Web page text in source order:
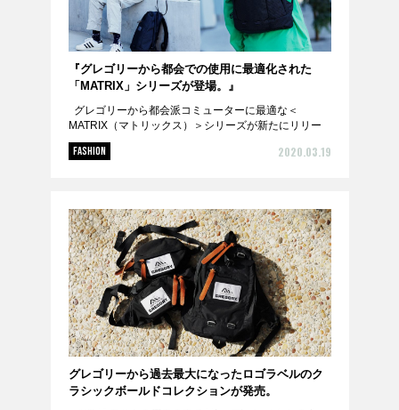
『グレゴリーから都会での使用に最適化された
「MATRIX」シリーズが登場。』
グレゴリーから都会派コミューターに最適な＜
MATRIX（マトリックス）＞シリーズが新たにリリー
スされます。ライトウェイト素材のリップストップ生
地、ベンチレーションバックパネルによる快適な...
FASHION 2020.03.19
グレゴリーから過去最大になったロゴラベルのク
ラシックボールドコレクションが発売。